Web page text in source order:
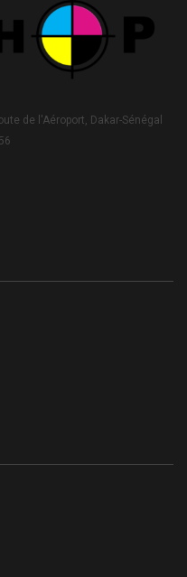
de l'Aéroport, Dakar-Sénégal